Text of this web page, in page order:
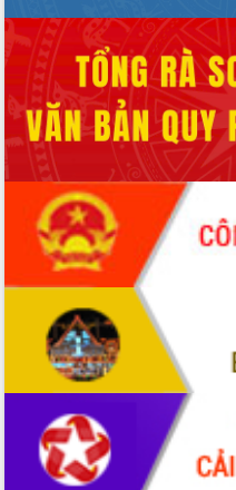
Diễn đàn Kinh tế tư nhân Việt Nam đột
phá cơ chế - Hợp tác công tư
Đề án 06 tạo bước ngoặt đột phá trong
cải cách hành chính tỉnh Đắk Lắk
Kết nối tour, đẩy mạnh chuyển đổi số
để phát triển du lịch Đắk Lắk
Khởi động Dự án Đầu tư xây dựng hạ
tầng kỹ thuật Cụm công nghiệp Tân
Tiến
Gặp mặt các cơ quan báo chí nhân Kỷ
niệm 101 năm Ngày Báo chí Cách
mạng Việt Nam
Đắk Lắk sơ kết 4 năm triển khai thực
hiện Đề án 06 của Chính phủ
Họp báo thông tin về Hội nghị Công bố
Quy hoạch và Xúc tiến đầu tư tỉnh Đắk
Khơi thông điểm nghẽn, đẩy nhanh
giải ngân vốn khắc phục thiên tai